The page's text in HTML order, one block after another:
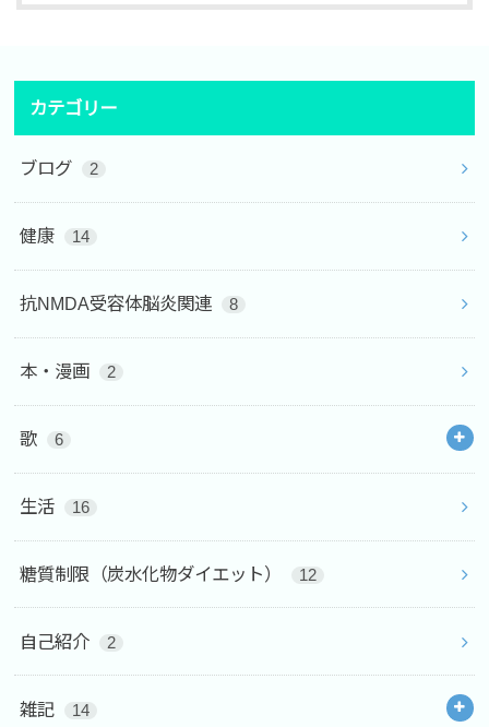
カテゴリー
ブログ 2
健康 14
抗NMDA受容体脳炎関連 8
本・漫画 2
歌 6
生活 16
糖質制限（炭水化物ダイエット） 12
自己紹介 2
雑記 14